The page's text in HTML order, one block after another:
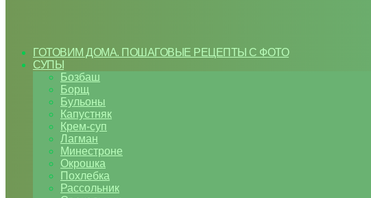
ГОТОВИМ ДОМА. ПОШАГОВЫЕ РЕЦЕПТЫ С ФОТО
СУПЫ
Бозбаш
Борщ
Бульоны
Капустняк
Крем-суп
Лагман
Минестроне
Окрошка
Похлебка
Рассольник